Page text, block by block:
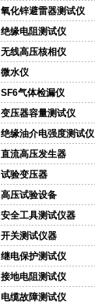
氧化锌避雷器测试仪
绝缘电阻测试仪
无线高压核相仪
微水仪
SF6气体检漏仪
变压器容量测试仪
绝缘油介电强度测试仪
直流高压发生器
试验变压器
高压试验设备
安全工具测试仪器
开关测试仪器
继电保护测试仪
接地电阻测试仪
电缆故障测试仪